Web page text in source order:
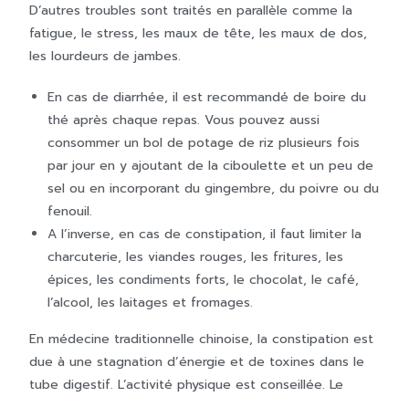
D’autres troubles sont traités en parallèle comme la
fatigue, le stress, les maux de tête, les maux de dos,
les lourdeurs de jambes.
En cas de diarrhée, il est recommandé de boire du
thé après chaque repas. Vous pouvez aussi
consommer un bol de potage de riz plusieurs fois
par jour en y ajoutant de la ciboulette et un peu de
sel ou en incorporant du gingembre, du poivre ou du
fenouil.
A l’inverse, en cas de constipation, il faut limiter la
charcuterie, les viandes rouges, les fritures, les
épices, les condiments forts, le chocolat, le café,
l’alcool, les laitages et fromages.
En médecine traditionnelle chinoise, la constipation est
due à une stagnation d’énergie et de toxines dans le
tube digestif. L’activité physique est conseillée. Le